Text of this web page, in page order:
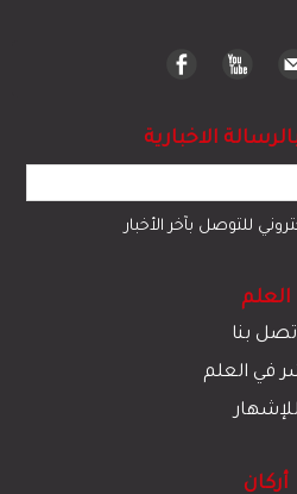
الاخبارية
للتوصل بآخر الأخبار
العلم
بنا
في العلم
للإشهار
أركان